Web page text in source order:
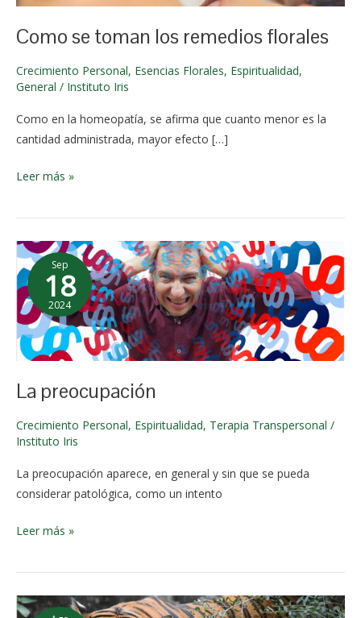
e de
Como se toman los remedios florales
Crecimiento Personal, Esencias Florales, Espiritualidad,
General / Instituto Iris
Como en la homeopatía, se afirma que cuanto menor es la
cantidad administrada, mayor efecto […]
Leer más »
Sep
18
2024
3 de
diciembr
e de
La preocupación
Crecimiento Personal, Espiritualidad, Terapia Transpersonal /
Instituto Iris
La preocupación aparece, en general y sin que se pueda
considerar patológica, como un intento
La
preocupación
Leer más »
Animal